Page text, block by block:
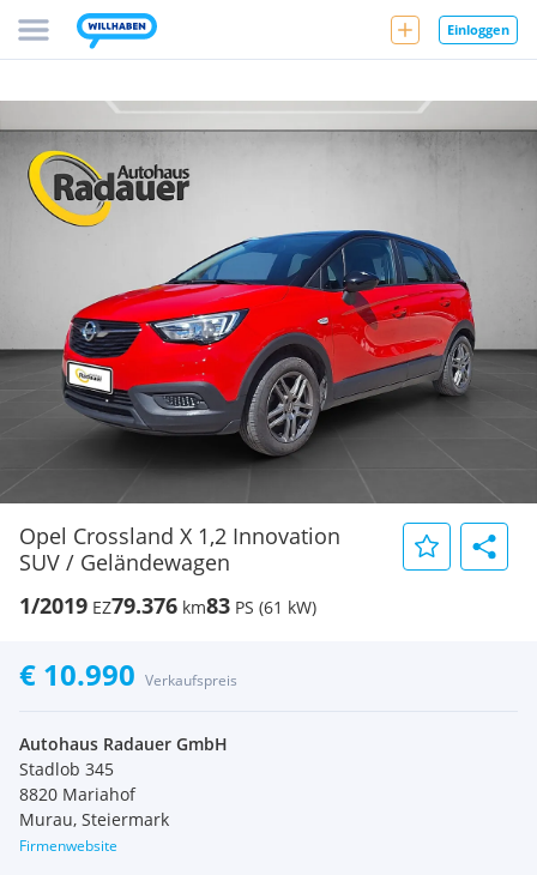
Einloggen
Opel Crossland X 1,2 Innovation
SUV / Geländewagen
1/2019 EZ79.376 km83 PS (61 kW)
€ 10.990 Verkaufspreis
Autohaus Radauer GmbH
Stadlob 345
8820 Mariahof
Murau, Steiermark
Firmenwebsite